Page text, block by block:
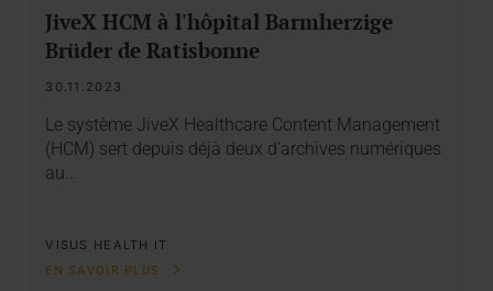
JiveX HCM à l'hôpital Barmherzige
Brüder de Ratisbonne
30.11.2023
Le système JiveX Healthcare Content Management
(HCM) sert depuis déjà deux d’archives numériques
au…
VISUS HEALTH IT
EN SAVOIR PLUS